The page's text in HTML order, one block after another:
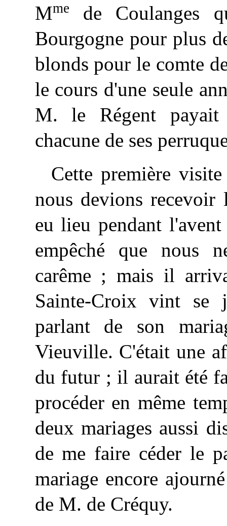
Mme
de Coulanges
Bourgogne pour plus
blonds pour le comte
le cours d'une seule
M. le Régent
chacune de ses
Cette première
nous devions recevoir
eu lieu pendant
empêché que nous
carême ; mais il
Sainte-Croix vint se
parlant de son
Vieuville. C'était une
du futur ; il aurait été
procéder en même
deux mariages aussi
de me faire céder le
mariage encore
de M. de Créquy.